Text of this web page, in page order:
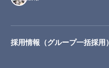
採用情報（グループ一括採用）